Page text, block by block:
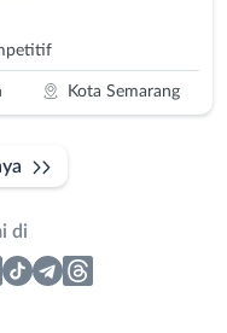
Kota Semarang
di